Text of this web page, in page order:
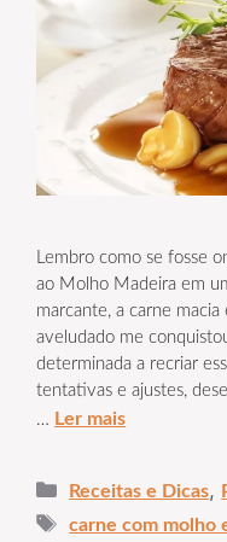
Lembro como se fosse
ao Molho Madeira em
marcante, a carne
aveludado me
determinada a recriar
tentativas e ajustes,
… Ler mais
Categorias
Receitas e Dicas,
Tags
carne com molho